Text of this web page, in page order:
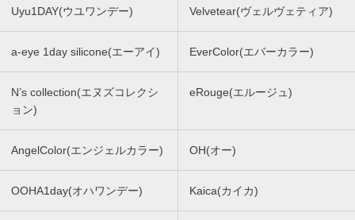
Uyu1DAY(ウユワンデー) Velvetear(ヴェルヴェティア)
a-eye 1day silicone(エーアイ) EverColor(エバーカラー)
N’s collection(エヌズコレクシ
ョン)
eRouge(エルージュ)
AngelColor(エンジェルカラー) OH(オー)
OOHA1day(オハワンデー) Kaica(カイカ)